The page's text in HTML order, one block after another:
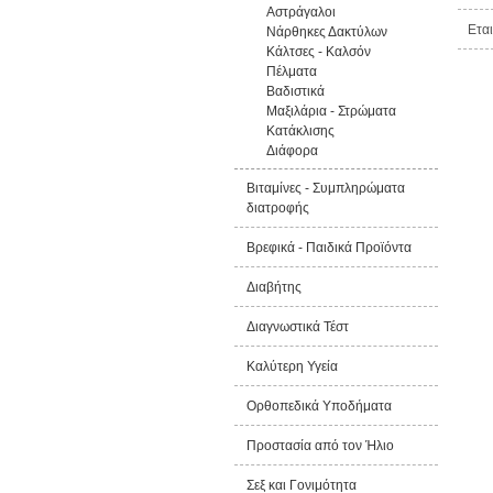
Αστράγαλοι
Νάρθηκες Δακτύλων
Κάλτσες - Καλσόν
Πέλματα
Βαδιστικά
Μαξιλάρια - Στρώματα
Κατάκλισης
Διάφορα
Βιταμίνες - Συμπληρώματα
διατροφής
Βρεφικά - Παιδικά Προϊόντα
Διαβήτης
Διαγνωστικά Τέστ
Καλύτερη Υγεία
Ορθοπεδικά Υποδήματα
Προστασία από τον Ήλιο
Σεξ και Γονιμότητα